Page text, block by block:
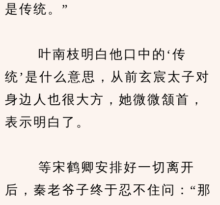
是传统。”
叶南枝明白他口中的‘传
统’是什么意思，从前玄宸太子对
身边人也很大方，她微微颔首，
表示明白了。
等宋鹤卿安排好一切离开
后，秦老爷子终于忍不住问：“那